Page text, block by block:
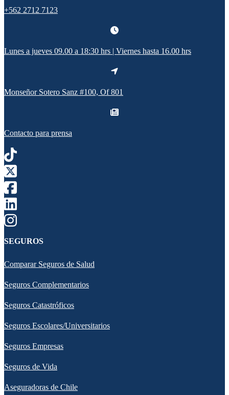
+562 2712 7123
Lunes a jueves 09.00 a 18:30 hrs | Viernes hasta 16.00 hrs
Monseñor Sotero Sanz #100, Of 801
Contacto para prensa
SEGUROS
Comparar Seguros de Salud
Seguros Complementarios
Seguros Catastróficos
Seguros Escolares/Universitarios
Seguros Empresas
Seguros de Vida
Aseguradoras de Chile